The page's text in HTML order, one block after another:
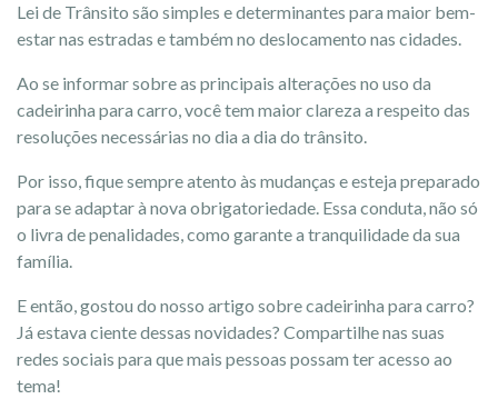
Lei de Trânsito são simples e determinantes para maior bem-
estar nas estradas e também no deslocamento nas cidades.
Ao se informar sobre as principais alterações no uso da
cadeirinha para carro, você tem maior clareza a respeito das
resoluções necessárias no dia a dia do trânsito.
Por isso, fique sempre atento às mudanças e esteja preparado
para se adaptar à nova obrigatoriedade. Essa conduta, não só
o livra de penalidades, como garante a tranquilidade da sua
família.
E então, gostou do nosso artigo sobre cadeirinha para carro?
Já estava ciente dessas novidades? Compartilhe nas suas
redes sociais para que mais pessoas possam ter acesso ao
tema!